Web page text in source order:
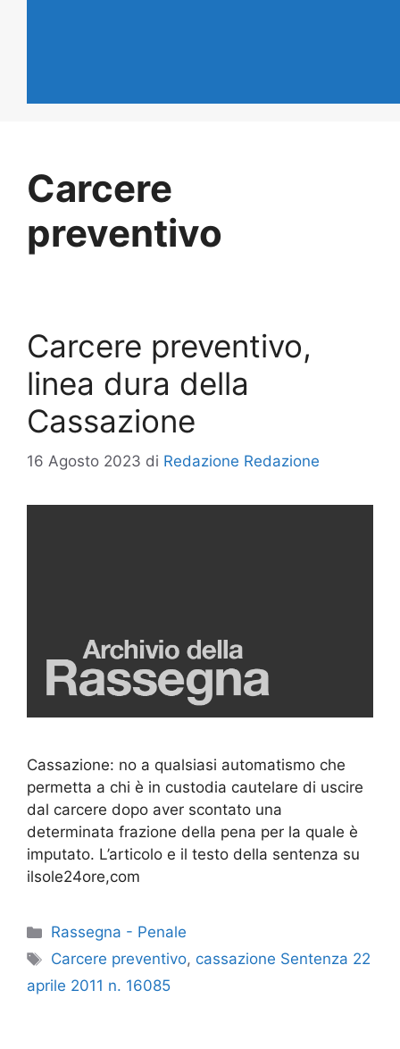
Carcere
preventivo
Carcere preventivo,
linea dura della
Cassazione
16 Agosto 2023 di Redazione Redazione
Cassazione: no a qualsiasi automatismo che
permetta a chi è in custodia cautelare di uscire
dal carcere dopo aver scontato una
determinata frazione della pena per la quale è
imputato. L’articolo e il testo della sentenza su
ilsole24ore,com
Categorie
Rassegna - Penale
Tag
Carcere preventivo, cassazione Sentenza 22
aprile 2011 n. 16085